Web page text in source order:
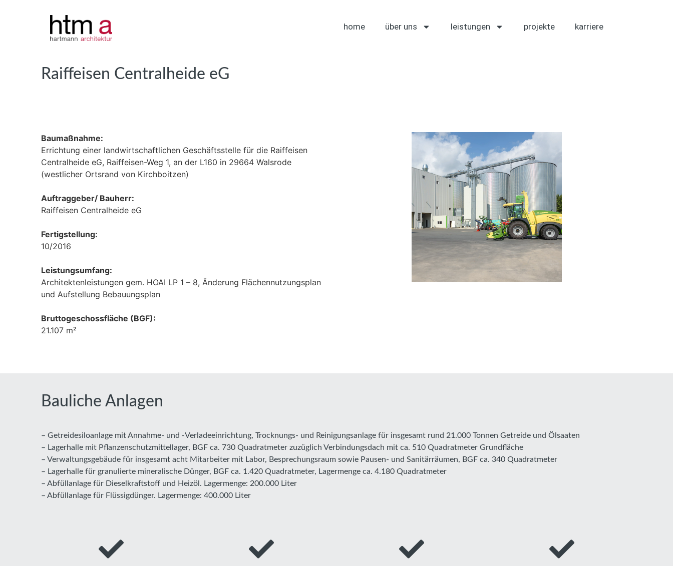
home über uns leistungen projekte karriere
Raiffeisen Centralheide eG
Baumaßnahme:
Errichtung einer landwirtschaftlichen Geschäftsstelle für die Raiffeisen
Centralheide eG, Raiffeisen-Weg 1, an der L160 in 29664 Walsrode
(westlicher Ortsrand von Kirchboitzen)
Auftraggeber/ Bauherr:
Raiffeisen Centralheide eG
Fertigstellung:
10/2016
Leistungsumfang:
Architektenleistungen gem. HOAI LP 1 – 8, Änderung Flächennutzungsplan
und Aufstellung Bebauungsplan
Bruttogeschossfläche (BGF):
21.107 m²
Bauliche Anlagen
– Getreidesiloanlage mit Annahme- und -Verladeeinrichtung, Trocknungs- und Reinigungsanlage für insgesamt rund 21.000 Tonnen Getreide und Ölsaaten
– Lagerhalle mit Pflanzenschutzmittellager, BGF ca. 730 Quadratmeter zuzüglich Verbindungsdach mit ca. 510 Quadratmeter Grundfläche
– Verwaltungsgebäude für insgesamt acht Mitarbeiter mit Labor, Besprechungsraum sowie Pausen- und Sanitärräumen, BGF ca. 340 Quadratmeter
– Lagerhalle für granulierte mineralische Dünger, BGF ca. 1.420 Quadratmeter, Lagermenge ca. 4.180 Quadratmeter
– Abfüllanlage für Dieselkraftstoff und Heizöl. Lagermenge: 200.000 Liter
– Abfüllanlage für Flüssigdünger. Lagermenge: 400.000 Liter